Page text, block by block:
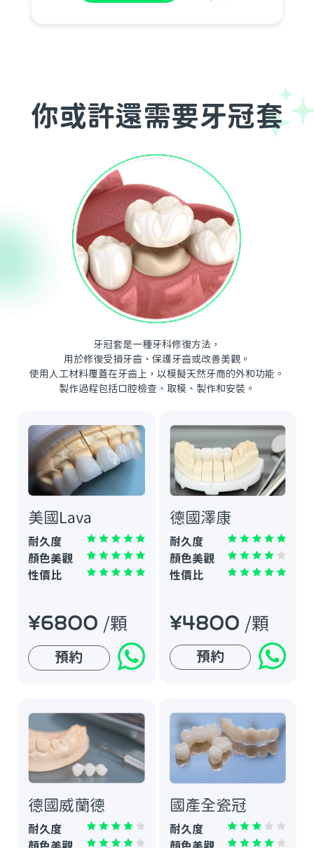
你或許還需要牙冠套
牙冠套是一種牙科修復方法，
用於修復受損牙齒、保護牙齒或改善美觀。
使用人工材料覆蓋在牙齒上，以模擬天然牙商的外和功能。
製作過程包括口腔檢查、取模、製作和安裝。
美國Lava
耐久度
顏色美觀
性價比
¥6800 /顆
預約
德國澤康
耐久度
顏色美觀
性價比
¥4800 /顆
預約
德國威蘭德
耐久度
國產全瓷冠
耐久度